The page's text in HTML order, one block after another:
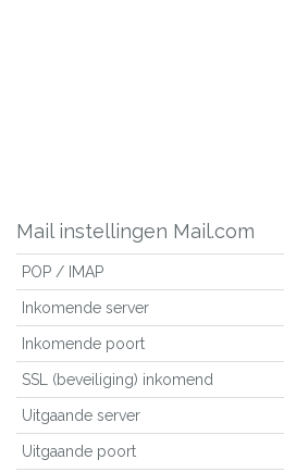
Mail instellingen Mail.com
POP / IMAP
Inkomende server
Inkomende poort
SSL (beveiliging) inkomend
Uitgaande server
Uitgaande poort